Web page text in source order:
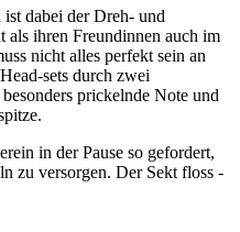
dabei der Dreh- und
als ihren Freundinnen auch im
nicht alles perfekt sein an
sets durch zwei
prickelnde Note und
in der Pause so gefordert,
zu versorgen. Der Sekt floss -